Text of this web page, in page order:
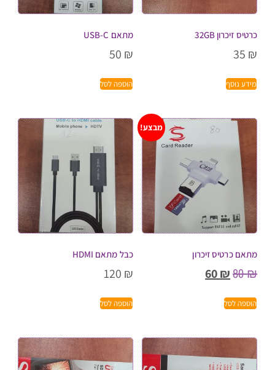
כרטיס זיכרון 32GB
35 ₪
מידע נוסף
מתאם USB-C
50 ₪
הוספה לסל
מבצע!
מתאם כרטיס זיכרון
80₪
60₪
הוספה לסל
כבל מתאם HDMI
120 ₪
הוספה לסל